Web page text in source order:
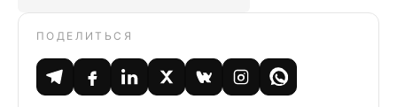
ПОДЕЛИТЬСЯ